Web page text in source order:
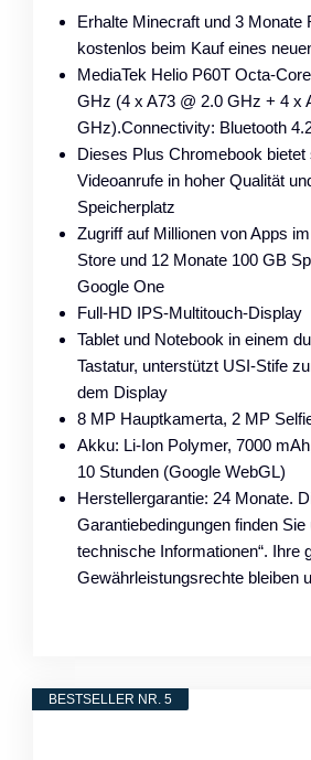
Erhalte Minecraft und 3 Monate
kostenlos beim Kauf eines
MediaTek Helio P60T Octa-
GHz (4 x A73 @ 2.0 GHz + 4 x
GHz).Connectivity: Bluetooth
Dieses Plus Chromebook bietet
Videoanrufe in hoher Qualität
Speicherplatz
Zugriff auf Millionen von Apps
Store und 12 Monate 100 GB
Google One
Full-HD IPS-Multitouch-Display
Tablet und Notebook in einem
Tastatur, unterstützt USI-Stife
dem Display
8 MP Hauptkamerta, 2 MP
Akku: Li-Ion Polymer, 7000
10 Stunden (Google WebGL)
Herstellergarantie: 24 Monate.
Garantiebedingungen finden Sie
technische Informationen“. Ihre
Gewährleistungsrechte bleiben
BESTSELLER NR. 5